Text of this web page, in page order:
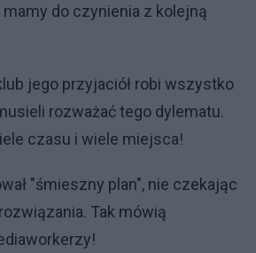
do czynienia z kolejną
jego przyjaciół robi wszystko
rozważać tego dylematu.
czasu i wiele miejsca!
"śmieszny plan", nie czekając
Tak mówią